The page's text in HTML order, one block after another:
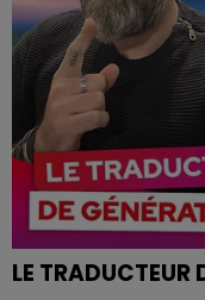
LE